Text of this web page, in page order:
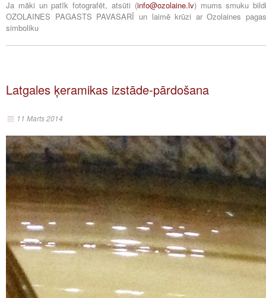
Ja māki un patīk fotografēt, atsūti (info@ozolaine.lv) mums smuku
OZOLAINES PAGASTS PAVASARĪ un laimē krūzi ar Ozolaines
simboliku
Latgales ķeramikas izstāde-pārdošana
11 Marts 2014